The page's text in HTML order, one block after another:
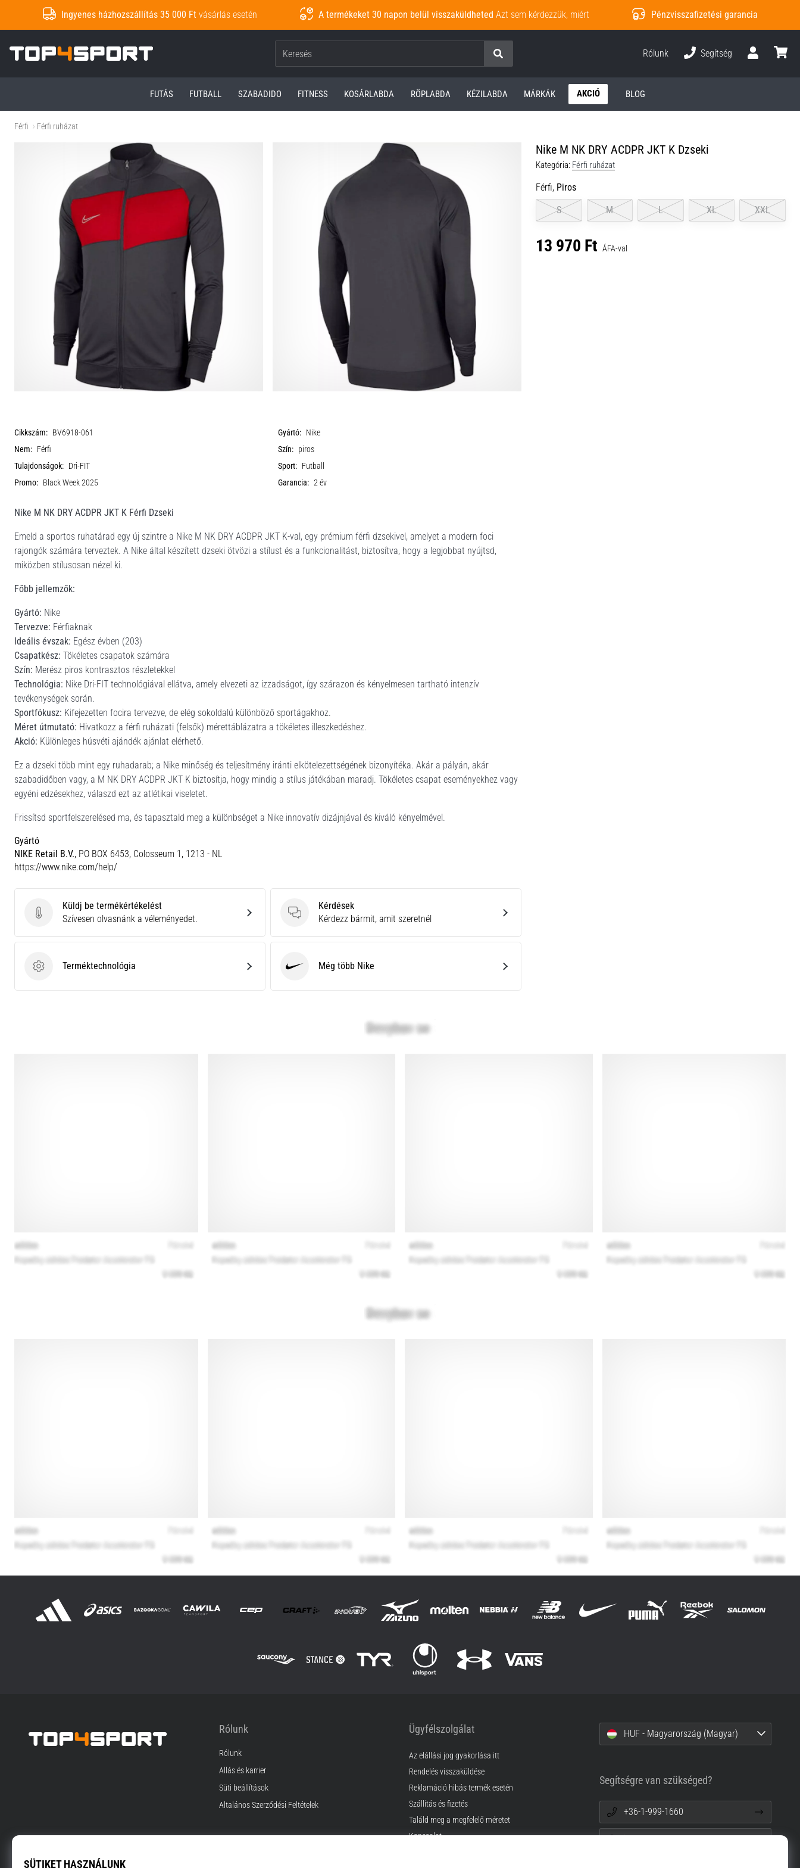
Ingyenes házhozszállítás 35 000 Ft vásárlás esetén A termékeket 30 napon belül visszaküldheted Azt sem kérdezzük, miért Pénzvisszafizetési garancia
Top4Sport.hu
Keresés
Rólunk
Segítség
FUTÁS FUTBALL SZABADIDO FITNESS KOSÁRLABDA RÖPLABDA KÉZILABDA MÁRKÁK AKCIÓ BLOG
Férfi Férfi ruházat
Nike M NK DRY ACDPR JKT K Dzseki
Kategória: Férfi ruházat
Férfi, Piros
S
M L XL XXL
13 970 Ft ÁFA-val
Cikkszám: BV6918-061 Gyártó: Nike
Nem: Férfi Szín: piros
Tulajdonságok: Dri-FIT Sport: Futball
Promo: Black Week 2025 Garancia: 2 év
Nike M NK DRY ACDPR JKT K Férfi Dzseki
Emeld a sportos ruhatárad egy új szintre a Nike M NK DRY ACDPR JKT K-val, egy prémium férfi dzsekivel, amelyet a modern foci
rajongók számára terveztek. A Nike által készített dzseki ötvözi a stílust és a funkcionalitást, biztosítva, hogy a legjobbat nyújtsd,
miközben stílusosan nézel ki.
Főbb jellemzők:
Gyártó: Nike
Tervezve: Férfiaknak
Ideális évszak: Egész évben (203)
Csapatkész: Tökéletes csapatok számára
Szín: Merész piros kontrasztos részletekkel
Technológia: Nike Dri-FIT technológiával ellátva, amely elvezeti az izzadságot, így szárazon és kényelmesen tartható intenzív
tevékenységek során.
Sportfókusz: Kifejezetten focira tervezve, de elég sokoldalú különböző sportágakhoz.
Méret útmutató: Hivatkozz a férfi ruházati (felsők) mérettáblázatra a tökéletes illeszkedéshez.
Akció: Különleges húsvéti ajándék ajánlat elérhető.
Ez a dzseki több mint egy ruhadarab; a Nike minőség és teljesítmény iránti elkötelezettségének bizonyítéka. Akár a pályán, akár
szabadidőben vagy, a M NK DRY ACDPR JKT K biztosítja, hogy mindig a stílus játékában maradj. Tökéletes csapat eseményekhez vagy
egyéni edzésekhez, válaszd ezt az atlétikai viseletet.
Frissítsd sportfelszerelésed ma, és tapasztald meg a különbséget a Nike innovatív dizájnjával és kiváló kényelmével.
Gyártó
NIKE Retail B.V., PO BOX 6453, Colosseum 1, 1213 - NL
https://www.nike.com/help/
Küldj be termékértékelést
Küldj be termékértékelést
Szívesen olvasnánk a véleményedet.
Kérdések
Kérdések
Kérdezz bármit, amit szeretnél
Terméktechnológia
Terméktechnológia Még több Nike
Rólunk
Rólunk
Állás és karrier
Süti beállítások
Általános Szerződési Feltételek
Ügyfélszolgálat
Az elállási jog gyakorlása itt
Rendelés visszaküldése
Reklamáció hibás termék esetén
Szállítás és fizetés
Találd meg a megfelelő méretet
Kapcsolat
HUF - Magyarország (Magyar)
Segítségre van szükséged?
+36-1-999-1660
info@top4sport.hu